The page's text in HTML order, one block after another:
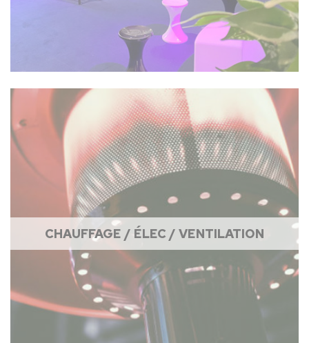
CHAUFFAGE / ÉLEC / VENTILATION